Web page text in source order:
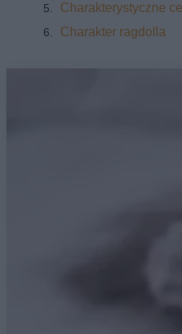
Charakterystyczne
Charakter ragdolla